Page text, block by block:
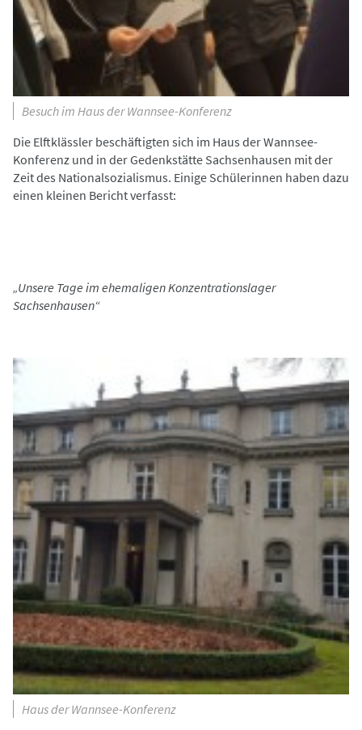
Besuch im Haus der Wannsee-Konferenz
Die Elftklässler beschäftigten sich im Haus der Wannsee-
Konferenz und in der Gedenkstätte Sachsenhausen mit der
Zeit des Nationalsozialismus. Einige Schülerinnen haben dazu
einen kleinen Bericht verfasst:
„Unsere Tage im ehemaligen Konzentrationslager
Sachsenhausen“
Haus der Wannsee-Konferenz